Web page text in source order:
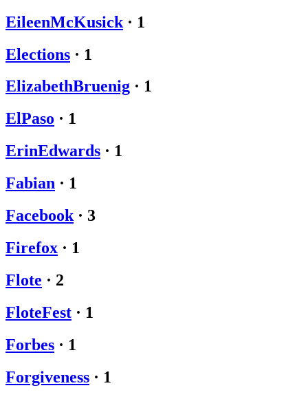
EileenMcKusick · 1
Elections · 1
ElizabethBruenig · 1
ElPaso · 1
ErinEdwards · 1
Fabian · 1
Facebook · 3
Firefox · 1
Flote · 2
FloteFest · 1
Forbes · 1
Forgiveness · 1